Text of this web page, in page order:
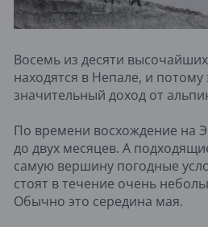
Восемь из десяти
находятся в Непале, и потому
значительный доход от
По времени восхождение на
до двух месяцев. А
самую вершину погодные
стоят в течение очень
Обычно это середина мая.